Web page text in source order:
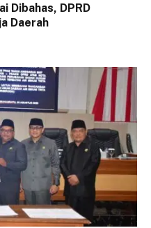
Dibahas, DPRD
Daerah